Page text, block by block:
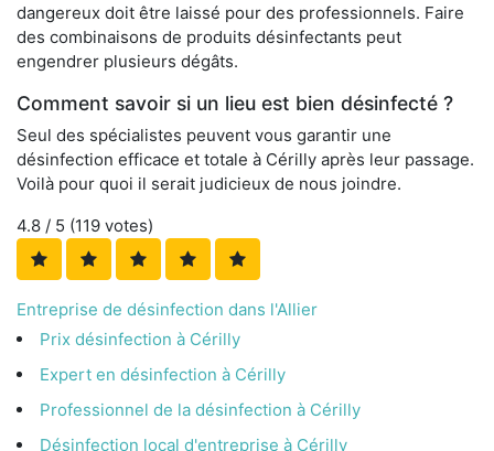
dangereux doit être laissé pour des professionnels. Faire
des combinaisons de produits désinfectants peut
engendrer plusieurs dégâts.
Comment savoir si un lieu est bien désinfecté ?
Seul des spécialistes peuvent vous garantir une
désinfection efficace et totale à Cérilly après leur passage.
Voilà pour quoi il serait judicieux de nous joindre.
4.8 / 5 (119 votes)
Entreprise de désinfection dans l'Allier
Prix désinfection à Cérilly
Expert en désinfection à Cérilly
Professionnel de la désinfection à Cérilly
Désinfection local d'entreprise à Cérilly